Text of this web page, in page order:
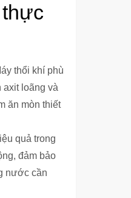
thổi khí phù
axit loãng và
ăn mòn thiết
quả trong
đảm bảo
nước cần